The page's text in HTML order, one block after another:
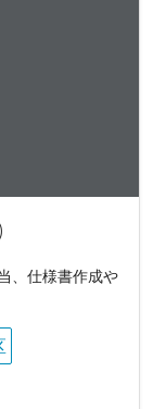
、仕様書作成や